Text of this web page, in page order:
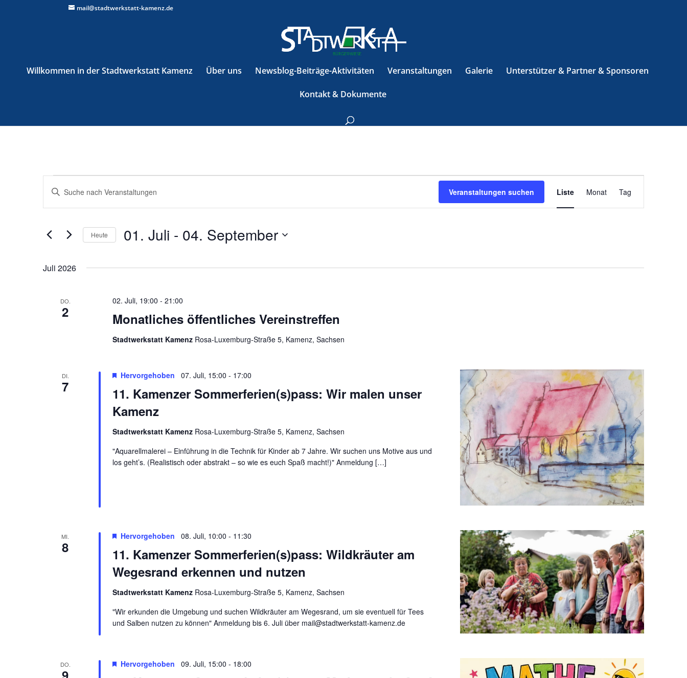
mail@stadtwerkstatt-kamenz.de
Willkommen in der Stadtwerkstatt Kamenz Über uns Newsblog-Beiträge-Aktivitäten Veranstaltungen Galerie Unterstützer & Partner & Sponsoren
Kontakt & Dokumente
Veranstaltungen
Veranstaltungen
Suche
und
Navigation
Bitte
Schlüsselwort
eingeben.
nach
Veranstaltungen suchen
Veranstaltung
Ansichten-
Navigation
Liste Monat Tag
Heute 01. Juli - 04. September
Juli 2026
DO.
2 Monatliches öffentliches Vereinstreffen
02. Juli, 19:00 - 21:00
Stadtwerkstatt Kamenz Rosa-Luxemburg-Straße 5, Kamenz, Sachsen
DI.
7
11. Kamenzer Sommerferien(s)pass: Wir malen unser
Kamenz
Hervorgehoben 07. Juli, 15:00 - 17:00
Stadtwerkstatt Kamenz Rosa-Luxemburg-Straße 5, Kamenz, Sachsen
"Aquarellmalerei – Einführung in die Technik für Kinder ab 7 Jahre. Wir suchen uns Motive aus und
los geht’s. (Realistisch oder abstrakt – so wie es euch Spaß macht!)" Anmeldung […]
MI.
8
11. Kamenzer Sommerferien(s)pass: Wildkräuter am
Wegesrand erkennen und nutzen
Hervorgehoben 08. Juli, 10:00 - 11:30
Stadtwerkstatt Kamenz Rosa-Luxemburg-Straße 5, Kamenz, Sachsen
"Wir erkunden die Umgebung und suchen Wildkräuter am Wegesrand, um sie eventuell für Tees
und Salben nutzen zu können" Anmeldung bis 6. Juli über mail@stadtwerkstatt-kamenz.de
DO. Hervorgehoben 09. Juli, 15:00 - 18:00